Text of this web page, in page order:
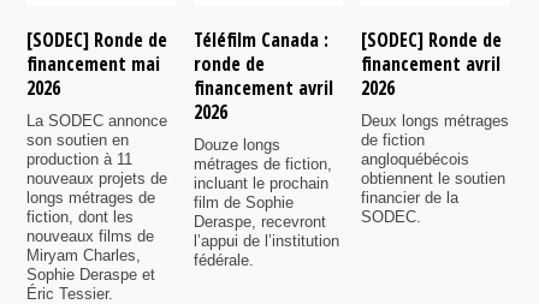
[SODEC] Ronde de
financement mai
2026
La SODEC annonce
son soutien en
production à 11
nouveaux projets de
longs métrages de
fiction, dont les
nouveaux films de
Miryam Charles,
Sophie Deraspe et
Éric Tessier.
Téléfilm Canada :
ronde de
financement avril
2026
Douze longs
métrages de fiction,
incluant le prochain
film de Sophie
Deraspe, recevront
l’appui de l’institution
fédérale.
[SODEC] Ronde de
financement avril
2026
Deux longs métrages
de fiction
angloquébécois
obtiennent le soutien
financier de la
SODEC.